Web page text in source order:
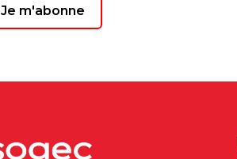
Je m'abonne